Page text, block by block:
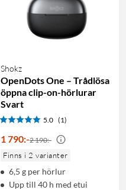
Shokz
OpenDots One – Trådlösa
öppna clip-on-hörlurar
Svart
5.0 (1)
1 790:-2 190:-
Finns i 2 varianter
6,5 g per hörlur
Upp till 40 h med etui